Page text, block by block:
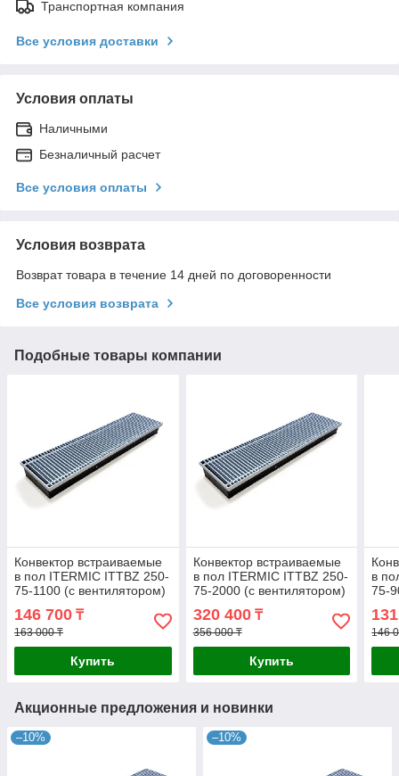
Транспортная компания
Все условия доставки
Условия оплаты
Наличными
Безналичный расчет
Все условия оплаты
Условия возврата
Возврат товара в течение 14 дней по договоренности
Все условия возврата
Подобные товары компании
Конвектор встраиваемые
в пол ITERMIC ITTBZ 250-
75-1100 (с вентилятором)
146 700 ₸
163 000 ₸
Купить
Конвектор встраиваемые
в пол ITERMIC ITTBZ 250-
75-2000 (с вентилятором)
320 400₸
356 000 ₸
Купить
в
75-
146
Акционные предложения и новинки
–10% –10%